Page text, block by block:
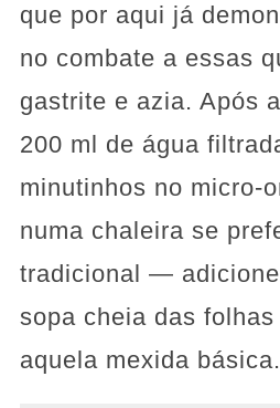
que por aqui já
no combate a essas
gastrite e azia. Após
200 ml de água
minutinhos no micro-
numa chaleira se
tradicional —
sopa cheia das
aquela mexida básica.